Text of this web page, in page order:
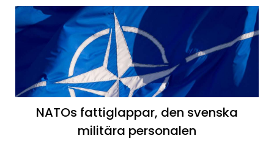
NATOs fattiglappar, den svenska
militära personalen